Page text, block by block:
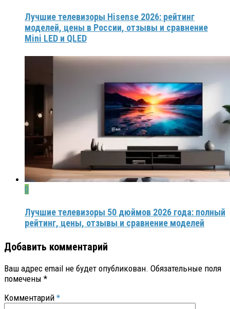
Лучшие телевизоры Hisense 2026: рейтинг
моделей, цены в России, отзывы и сравнение
Mini LED и QLED
0
Лучшие телевизоры 50 дюймов 2026 года: полный
рейтинг, цены, отзывы и сравнение моделей
Добавить комментарий
Ваш адрес email не будет опубликован. Обязательные поля
помечены *
Комментарий *